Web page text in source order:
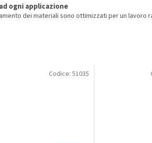
ogni applicazione
dei materiali sono ottimizzati per un lavoro
Codice: 51035